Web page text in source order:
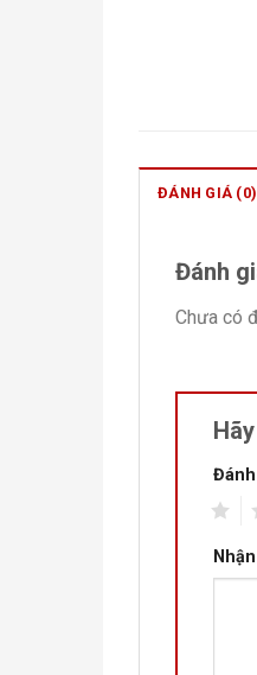
ĐÁNH GIÁ (0)
Đánh
Chưa có